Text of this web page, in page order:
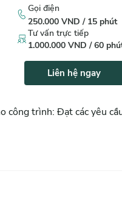
Gọi điện
250.000 VND / 15 phút
Tư vấn trực tiếp
1.000.000 VND /60
Liên hệ ngay
công trình: Đạt các yêu